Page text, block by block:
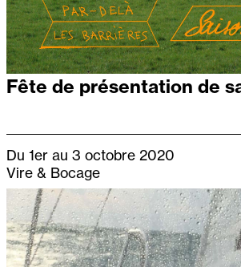
Fête de présentation de
Du 1er au 3 octobre 2020
Vire & Bocage